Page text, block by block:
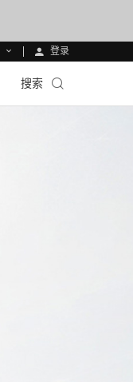
登录
搜索